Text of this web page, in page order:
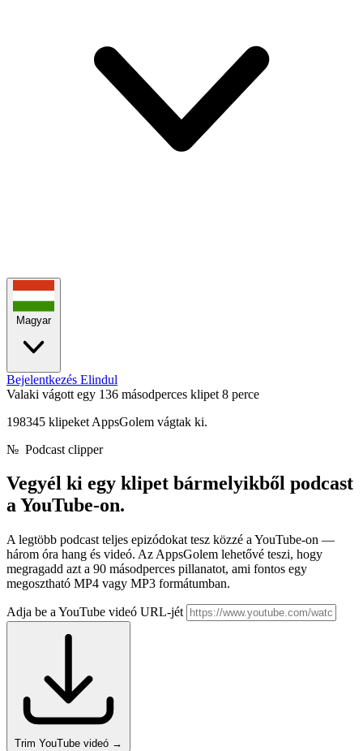
Magyar
Bejelentkezés Elindul
Valaki vágott egy 136 másodperces klipet 8 perce
198345 klipeket AppsGolem vágtak ki.
№ Podcast clipper
Vegyél ki egy klipet bármelyikből podcast
a YouTube-on.
A legtöbb podcast teljes epizódokat tesz közzé a YouTube-on —
három óra hang és videó. Az AppsGolem lehetővé teszi, hogy
megragadd azt a 90 másodperces pillanatot, ami fontos egy
megosztható MP4 vagy MP3 formátumban.
Adja be a YouTube videó URL-jét
Trim YouTube videó →